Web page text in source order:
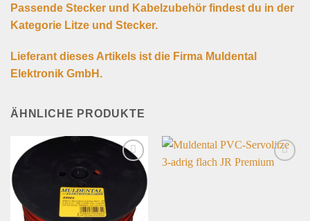
Passende Stecker und Kabelzubehör findest du in der
Kategorie Litze und Stecker.
Lieferant dieses Artikels ist die Firma Muldental
Elektronik GmbH.
ÄHNLICHE PRODUKTE